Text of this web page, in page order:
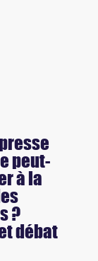
peut-
à la
?
débat